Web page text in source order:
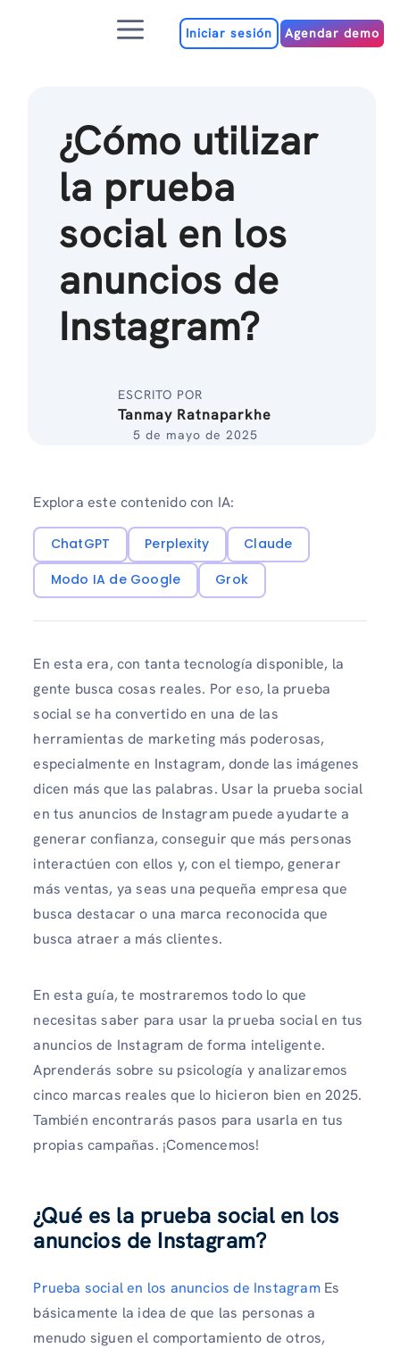
MenúIniciar sesión Agendar demo
¿Cómo utilizar
la prueba
social en los
anuncios de
Instagram?
ESCRITO POR
Tanmay Ratnaparkhe
5 de mayo de 2025
Explora este contenido con IA:
ChatGPT Perplexity
Claude
Modo IA de Google
Grok
En esta era, con tanta tecnología disponible, la
gente busca cosas reales. Por eso, la prueba
social se ha convertido en una de las
herramientas de marketing más poderosas,
especialmente en Instagram, donde las imágenes
dicen más que las palabras. Usar la prueba social
en tus anuncios de Instagram puede ayudarte a
generar confianza, conseguir que más personas
interactúen con ellos y, con el tiempo, generar
más ventas, ya seas una pequeña empresa que
busca destacar o una marca reconocida que
busca atraer a más clientes.
En esta guía, te mostraremos todo lo que
necesitas saber para usar la prueba social en tus
anuncios de Instagram de forma inteligente.
Aprenderás sobre su psicología y analizaremos
cinco marcas reales que lo hicieron bien en 2025.
También encontrarás pasos para usarla en tus
propias campañas. ¡Comencemos!
¿Qué es la prueba social en los
anuncios de Instagram?
Prueba social en los anuncios de InstagramEs
básicamente la idea de que las personas a
menudo siguen el comportamiento de otros,